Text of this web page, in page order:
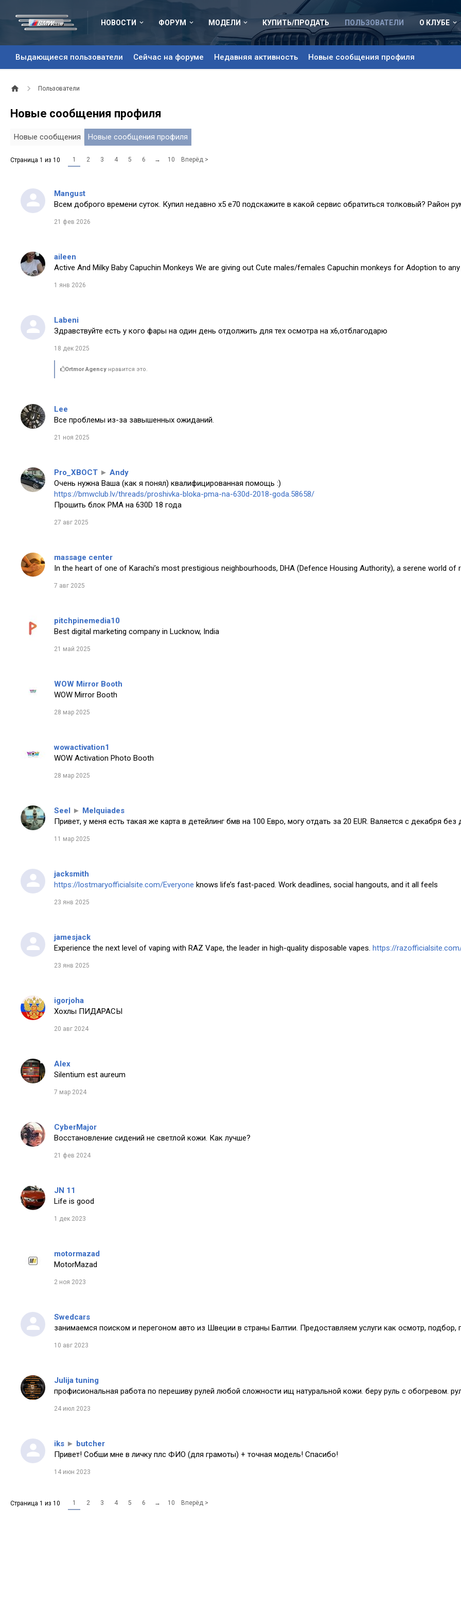
НОВОСТИ ФОРУМ МОДЕЛИ КУПИТЬ/ПРОДАТЬ ПОЛЬЗОВАТЕЛИ
Выдающиеся пользователи Сейчас на форуме Недавняя активность Новые сообщения профиля
О КЛУБЕ
Пользователи
Новые сообщения профиля
Новые сообщения Новые сообщения профиля
Страница 1 из 10 1 2 3 4 5 6 → 10 Вперёд >
Mangust
Всем доброго времени суток. Купил недавно х5 е70 подскажите в какой сервис обратиться толковый? Район
21 фев 2026
aileen
Active And Milky Baby Capuchin Monkeys We are giving out Cute males/females Capuchin monkeys for Adoption to
1 янв 2026
Labeni
Здравствуйте есть у кого фары на один день отдолжить для тех осмотра на х6,отблагодарю
18 дек 2025
Ortmor Agency нравится это.
Lee
Все проблемы из-за завышенных ожиданий.
21 ноя 2025
Pro_XBOCT ► Andy
Очень нужна Ваша (как я понял) квалифицированная помощь :)
https://bmwclub.lv/threads/proshivka-bloka-pma-na-630d-2018-goda.58658/
Прошить блок PMA на 630D 18 года
27 авг 2025
massage center
In the heart of one of Karachi’s most prestigious neighbourhoods, DHA (Defence Housing Authority), a serene world of
7 авг 2025
pitchpinemedia10
Best digital marketing company in Lucknow, India
21 май 2025
WOW Mirror Booth
WOW Mirror Booth
28 мар 2025
wowactivation1
WOW Activation Photo Booth
28 мар 2025
Seel ► Melquiades
Привет, у меня есть такая же карта в детейлинг бмв на 100 Евро, могу отдать за 20 EUR. Валяется с декабря без
11 мар 2025
jacksmith
https://lostmaryofficialsite.com/Everyone knows life’s fast-paced. Work deadlines, social hangouts, and it all feels
23 янв 2025
jamesjack
Experience the next level of vaping with RAZ Vape, the leader in high-quality disposable vapes. https://
23 янв 2025
igorjoha
Хохлы ПИДАРАСЫ
20 авг 2024
Alex
Silentium est aureum
7 мар 2024
CyberMajor
Восстановление сидений не светлой кожи. Как лучше?
21 фев 2024
JN 11
Life is good
1 дек 2023
motormazad
MotorMazad
2 ноя 2023
Swedcars
занимаемся поиском и перегоном авто из Швеции в страны Балтии. Предоставляем услуги как осмотр, подбор,
10 авг 2023
Julija tuning
профисиональная работа по перешиву рулей любой сложности ищ натуральной кожи. беру руль с обогревом.
24 июл 2023
iks ► butcher
Привет! Собши мне в личку плс ФИО (для грамоты) + точная модель! Спасибо!
14 июн 2023
Страница 1 из 10 1 2 3 4 5 6 → 10 Вперёд >